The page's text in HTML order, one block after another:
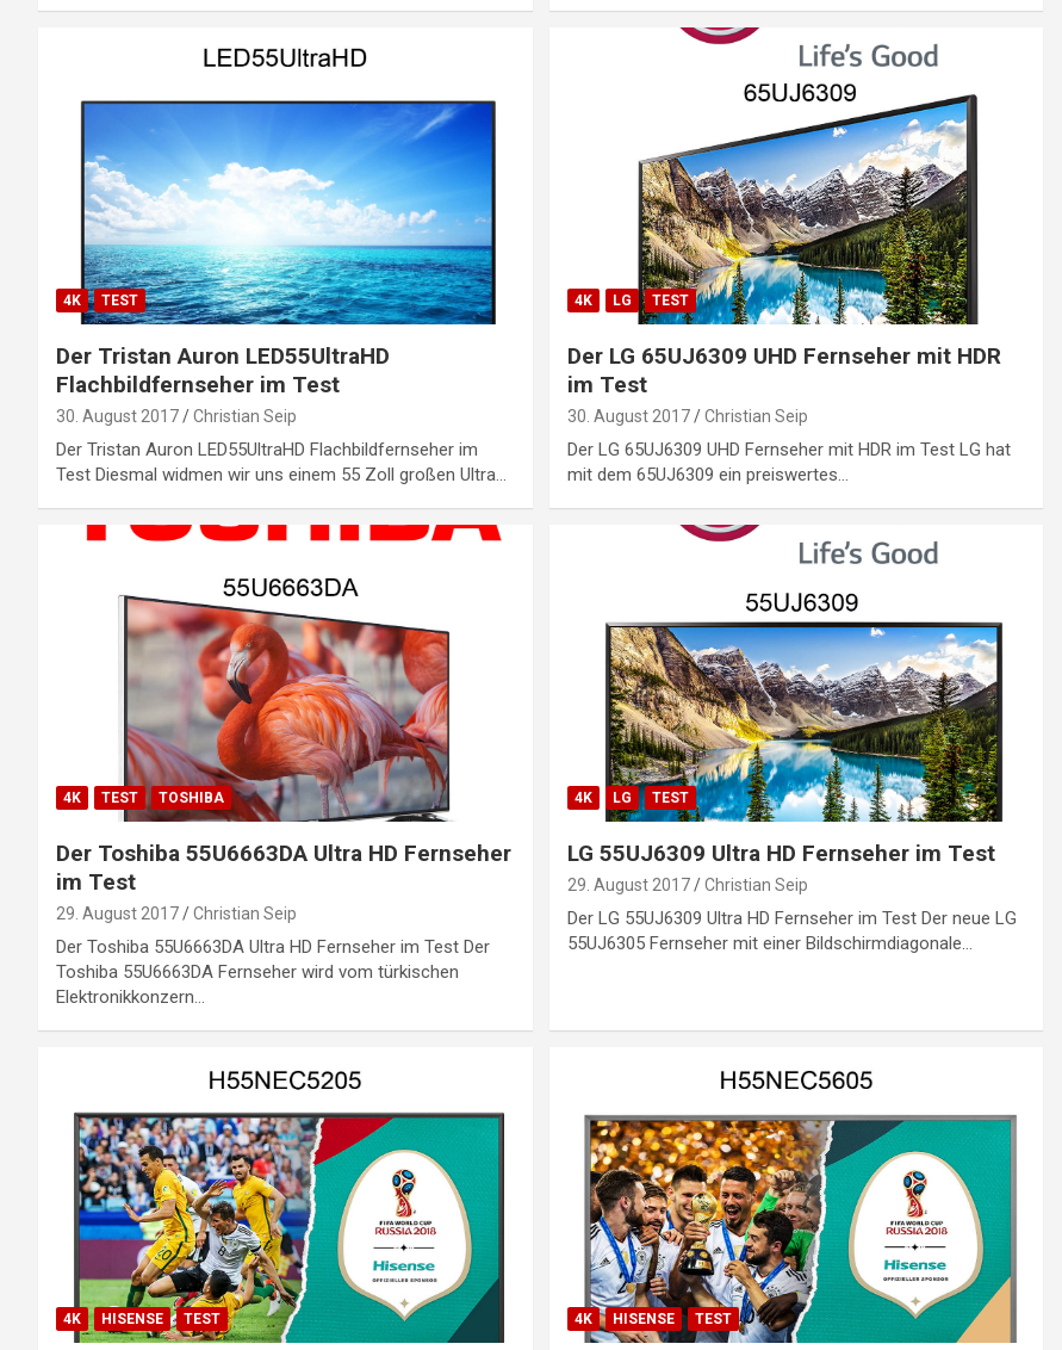
4K TEST
Der Tristan Auron LED55UltraHD
Flachbildfernseher im Test
30. August 2017 Christian Seip
Der Tristan Auron LED55UltraHD Flachbildfernseher im
Test Diesmal widmen wir uns einem 55 Zoll großen Ultra…
4K LG TEST
Der LG 65UJ6309 UHD Fernseher mit HDR
im Test
30. August 2017 Christian Seip
Der LG 65UJ6309 UHD Fernseher mit HDR im Test LG hat
mit dem 65UJ6309 ein preiswertes…
4K TEST TOSHIBA
Der Toshiba 55U6663DA Ultra HD Fernseher
im Test
29. August 2017 Christian Seip
Der Toshiba 55U6663DA Ultra HD Fernseher im Test Der
Toshiba 55U6663DA Fernseher wird vom türkischen
Elektronikkonzern…
4K LG TEST
LG 55UJ6309 Ultra HD Fernseher im Test
29. August 2017 Christian Seip
Der LG 55UJ6309 Ultra HD Fernseher im Test Der neue LG
55UJ6305 Fernseher mit einer Bildschirmdiagonale…
4K HISENSE TEST 4K HISENSE TEST